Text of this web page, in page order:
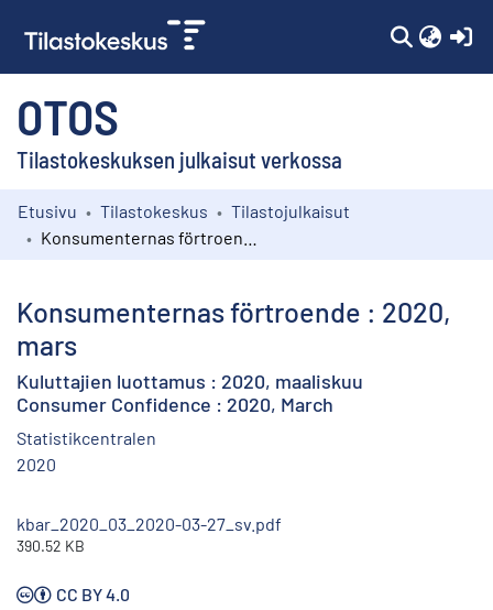
OTOS
Tilastokeskuksen julkaisut verkossa
Kokoelmat
Etusivu Tilastokeskus
Tilastojulkaisut
Konsumenternas förtroende : 2020,
mars
Kuluttajien luottamus : 2020, maaliskuu
Consumer Confidence : 2020, March
Statistikcentralen
2020
kbar_2020_03_2020-03-27_sv.pdf
390.52 KB
CC BY 4.0